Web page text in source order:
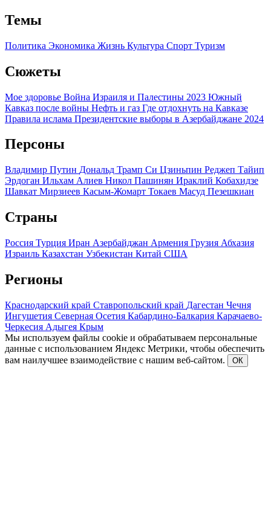
Темы
Политика Экономика Жизнь Культура Спорт Туризм
Сюжеты
Мое здоровье Война Израиля и Палестины 2023 Южный
Кавказ после войны Нефть и газ Где отдохнуть на Кавказе
Правила ислама Президентские выборы в Азербайджане 2024
Персоны
Владимир Путин Дональд Трамп Си Цзиньпин Реджеп Тайип
Эрдоган Ильхам Алиев Никол Пашинян Ираклий Кобахидзе
Шавкат Мирзиеев Касым-Жомарт Токаев Масуд Пезешкиан
Страны
Россия Турция Иран Азербайджан Армения Грузия Абхазия
Израиль Казахстан Узбекистан Китай США
Регионы
Краснодарский край Ставропольский край Дагестан Чечня
Ингушетия Северная Осетия Кабардино-Балкария Карачаево-
Черкесия Адыгея Крым
Мы используем файлы cookie и обрабатываем персональные
данные с использованием Яндекс Метрики, чтобы обеспечить
вам наилучшее взаимодействие с нашим веб-сайтом.
ОК